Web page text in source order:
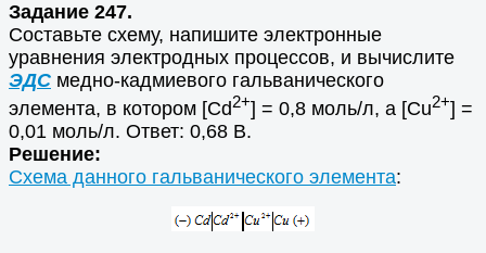
Задание 247.
Составьте схему, напишите электронные
уравнения электродных процессов, и вычислите
ЭДС медно-кадмиевого гальванического
элемента, в котором [Сd2+] = 0,8 моль/л, а [Сu2+] =
0,01 моль/л. Ответ: 0,68 В.
Решение:
Схема данного гальванического элемента: